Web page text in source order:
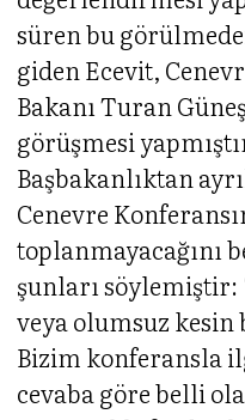
süren bu
giden Ecevit,
Bakanı Turan
görüşmesi
Başbakanlıktan
Cenevre
toplanmayacağını
şunları söylemiştir:
veya olumsuz
Bizim konferansla
cevaba göre belli